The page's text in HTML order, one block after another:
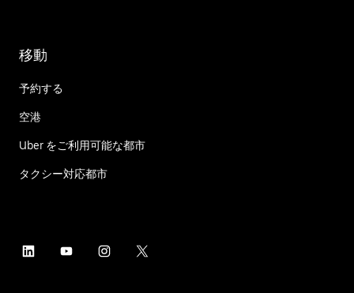
移動
予約する
空港
Uber をご利用可能な都市
タクシー対応都市